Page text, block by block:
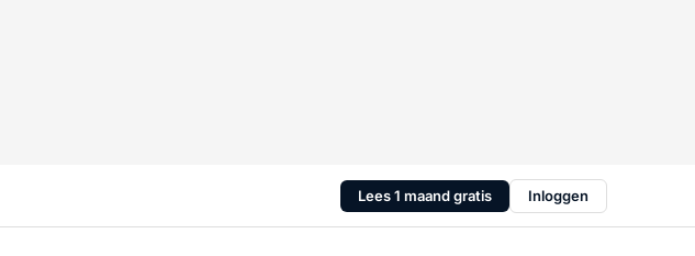
Lees 1 maand gratis Inloggen